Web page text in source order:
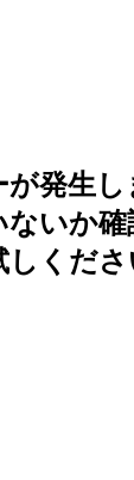
発生し
いか確
しくださ